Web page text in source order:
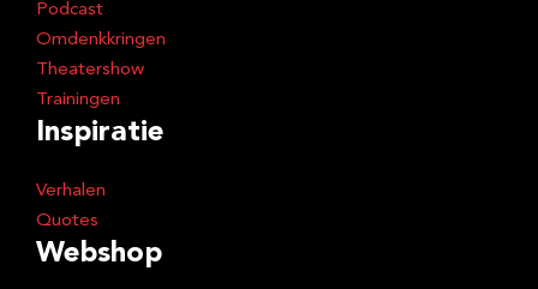
Podcast
Omdenkkringen
Theatershow
Trainingen
Inspiratie
Verhalen
Quotes
Webshop